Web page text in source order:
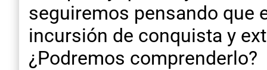
seguiremos pensando que
incursión de conquista y
¿Podremos comprenderlo?